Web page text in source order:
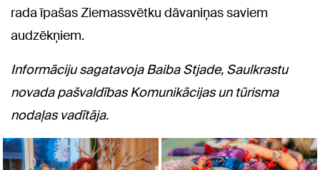
rada īpašas Ziemassvētku dāvaniņas saviem
audzēkņiem.
Informāciju sagatavoja Baiba Stjade, Saulkrastu
novada pašvaldības Komunikācijas un tūrisma
nodaļas vadītāja.